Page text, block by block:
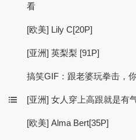
看
[欧美] Lily C[20P]
[亚洲] 英梨梨 [91P]
搞笑GIF：跟老婆玩拳击，
[亚洲] 女人穿上高跟就是有
[欧美] Alma Bert[35P]